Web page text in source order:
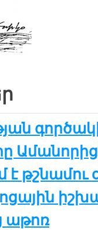
է թշ­նա­մու
ա­թոռ